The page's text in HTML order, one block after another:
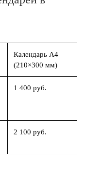
Календарь А4
(210×300 мм)
1 400 руб.
2 100 руб.